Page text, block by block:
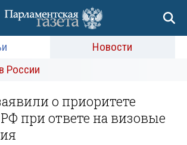
Новости
России
о приоритете
при ответе на визовые